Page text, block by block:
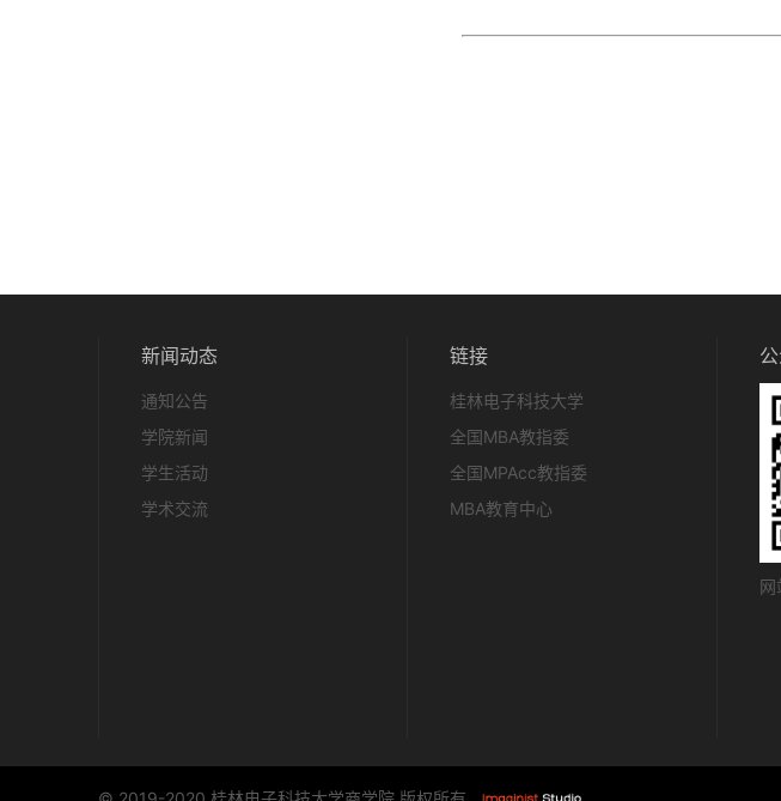
新闻动态
通知公告
学院新闻
学生活动
学术交流
链接
桂林电子科技大学
全国MBA教指委
全国MPAcc教指委
MBA教育中心
网